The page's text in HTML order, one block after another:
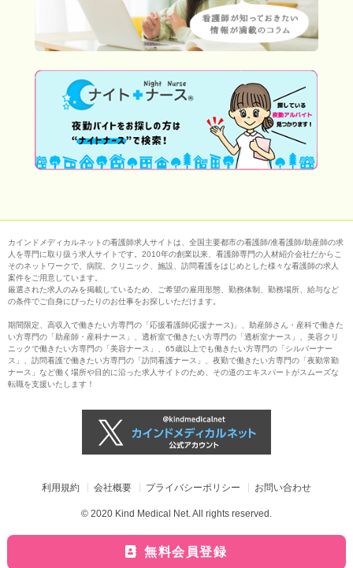
カインドメディカルネットの看護師求人サイトは、全国主要都市の看護師/准看護師/助産師の求
人を専門に取り扱う求人サイトです。2010年の創業以来、看護師専門の人材紹介会社だからこ
そのネットワークで、病院、クリニック、施設、訪問看護をはじめとした様々な看護師の求人
案件をご用意しています。
厳選された求人のみを掲載しているため、ご希望の雇用形態、勤務体制、勤務場所、給与など
の条件でご自身にぴったりのお仕事をお探しいただけます。
期間限定、高収入で働きたい方専門の「応援看護師(応援ナース)」、助産師さん・産科で働きた
い方専門の「助産師・産科ナース」、透析室で働きたい方専門の「透析室ナース」、美容クリ
ニックで働きたい方専門の「美容ナース」、65歳以上でも働きたい方専門の「シルバーナー
ス」、訪問看護で働きたい方専門の「訪問看護ナース」、夜勤で働きたい方専門の「夜勤常勤
ナース」など働く場所や目的に沿った求人サイトのため、その道のエキスパートがスムーズな
転職を支援いたします！
利用規約 会社概要 プライバシーポリシー お問い合わせ
© 2020 Kind Medical Net. All rights reserved.
無料会員登録